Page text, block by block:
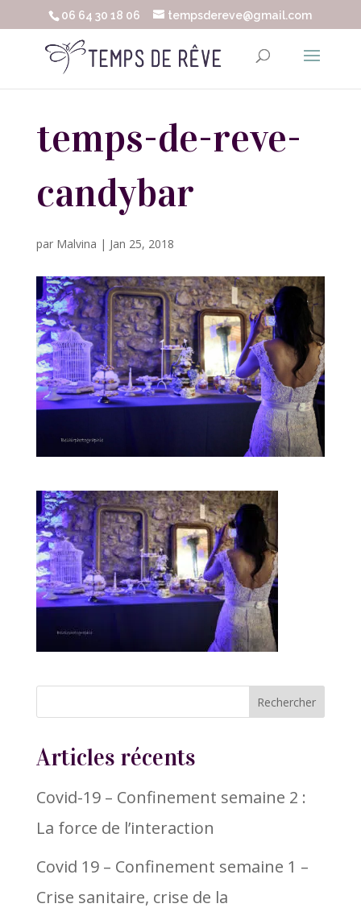
06 64 30 18 06 tempsdereve@gmail.com
temps-de-reve-
candybar
par Malvina | Jan 25, 2018
Articles récents
Covid-19 – Confinement semaine 2 :
La force de l’interaction
Covid 19 – Confinement semaine 1 –
Crise sanitaire, crise de la